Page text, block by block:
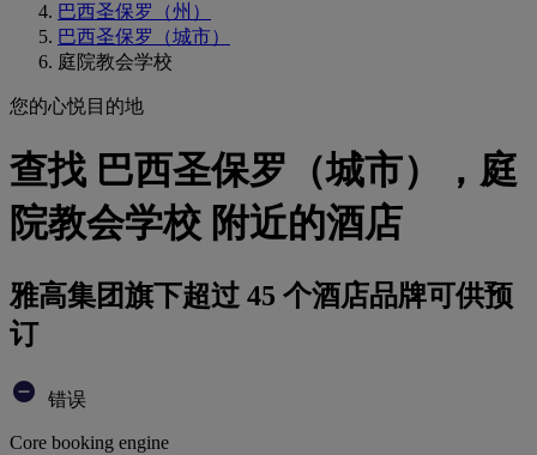
巴西圣保罗（州）
巴西圣保罗（城市）
庭院教会学校
您的心悦目的地
查找 巴西圣保罗（城市），庭
院教会学校 附近的酒店
雅高集团旗下超过 45 个酒店品牌可供预
订
错误
Core booking engine